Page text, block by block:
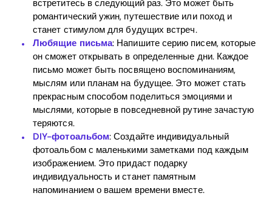
встретитесь в следующий раз. Это может быть
романтический ужин, путешествие или поход и
станет стимулом для будущих встреч.
Любящие письма: Напишите серию писем, которые
он сможет открывать в определенные дни. Каждое
письмо может быть посвящено воспоминаниям,
мыслям или планам на будущее. Это может стать
прекрасным способом поделиться эмоциями и
мыслями, которые в повседневной рутине зачастую
теряются.
DIY-фотоальбом: Создайте индивидуальный
фотоальбом с маленькими заметками под каждым
изображением. Это придаст подарку
индивидуальность и станет памятным
напоминанием о вашем времени вместе.